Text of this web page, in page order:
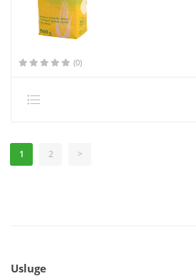
(0)
1 2 >
Usluge